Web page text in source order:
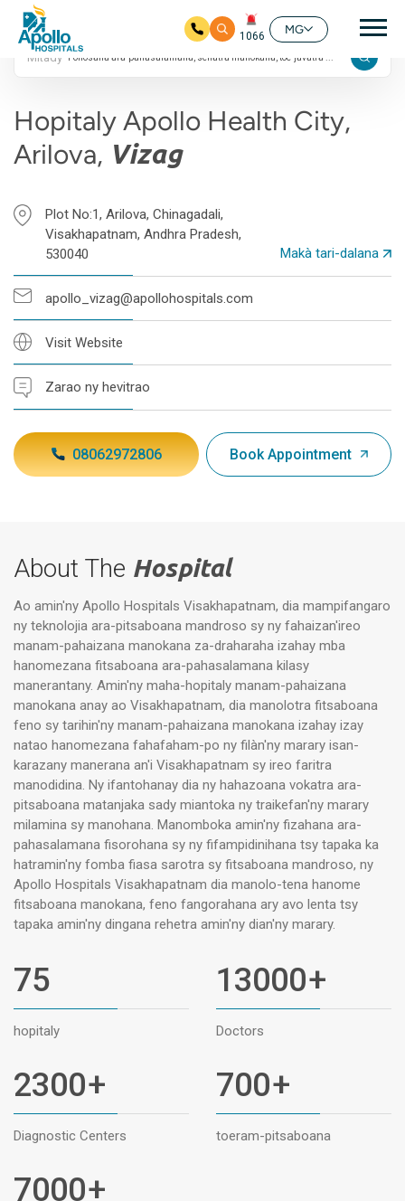
Ho any amin'ny fizarana lehibe votoaty
1066
MG
Google
Mitady
Hopitaly Apollo Health City,
Arilova, Vizag
Plot No:1, Arilova, Chinagadali,
Visakhapatnam, Andhra Pradesh,
530040
Makà tari-dalana
apollo_vizag@apollohospitals.com
Visit Website
Zarao ny hevitrao
08062972806 Book Appointment
About The Hospital
Ao amin'ny Apollo Hospitals Visakhapatnam, dia mampifangaro
ny teknolojia ara-pitsaboana mandroso sy ny fahaizan'ireo
manam-pahaizana manokana za-draharaha izahay mba
hanomezana fitsaboana ara-pahasalamana kilasy
manerantany. Amin'ny maha-hopitaly manam-pahaizana
manokana anay ao Visakhapatnam, dia manolotra fitsaboana
feno sy tarihin'ny manam-pahaizana manokana izahay izay
natao hanomezana fahafaham-po ny filàn'ny marary isan-
karazany manerana an'i Visakhapatnam sy ireo faritra
manodidina. Ny ifantohanay dia ny hahazoana vokatra ara-
pitsaboana matanjaka sady miantoka ny traikefan'ny marary
milamina sy manohana. Manomboka amin'ny fizahana ara-
pahasalamana fisorohana sy ny fifampidinihana tsy tapaka ka
hatramin'ny fomba fiasa sarotra sy fitsaboana mandroso, ny
Apollo Hospitals Visakhapatnam dia manolo-tena hanome
fitsaboana manokana, feno fangorahana ary avo lenta tsy
tapaka amin'ny dingana rehetra amin'ny dian'ny marary.
75
hopitaly
13000+
Doctors
2300+
Diagnostic Centers
700+
toeram-pitsaboana
7000+